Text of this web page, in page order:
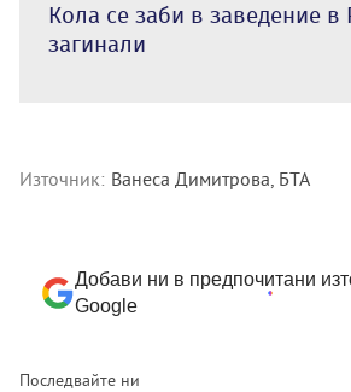
Кола се заби в заведение в
загинали
Източник: Ванеса Димитрова, БТА
Добави ни в предпочитани
Google
Последвайте ни